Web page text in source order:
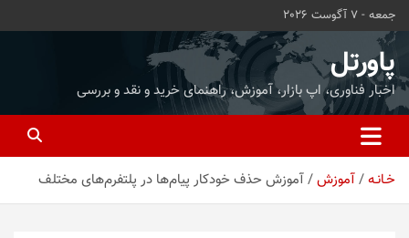
محتوا
بروید
جمعه - 7 آگوست 2026
پاورتل
اخبار فناوری، اپ بازار، آموزش، راهنمای خرید و نقد و بررسی
خـانـه آموزش آموزش حذف خودکار پیام‌ها در پلتفرم‌های مختلف